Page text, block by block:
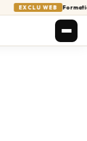
EXCLU WEB Formation en